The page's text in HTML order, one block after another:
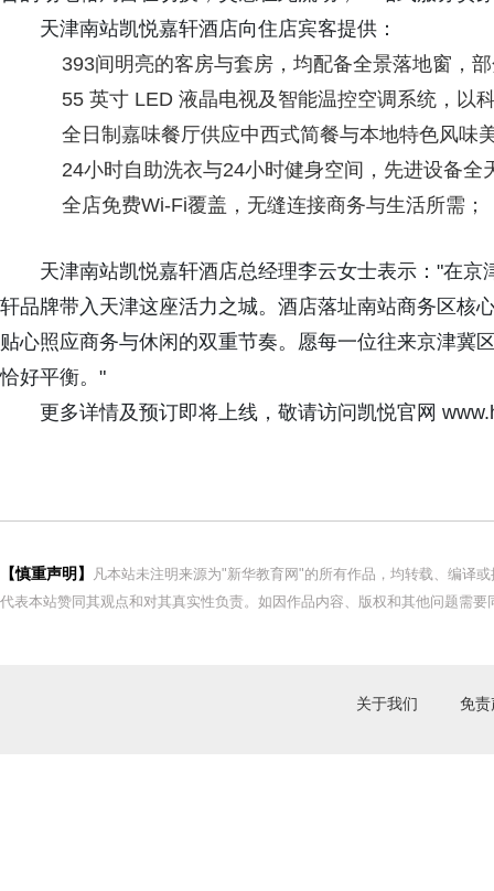
天津南站凯悦嘉轩酒店向住店宾客提供：
393间明亮的客房与套房，均配备全景落地窗，
55 英寸 LED 液晶电视及智能温控空调系统，以
全日制嘉味餐厅供应中西式简餐与本地特色风味
24小时自助洗衣与24小时健身空间，先进设备全
全店免费Wi-Fi覆盖，无缝连接商务与生活所需；
天津南站凯悦嘉轩酒店总经理李云女士表示："在
轩品牌带入天津这座活力之城。酒店落址南站商务区核
贴心照应商务与休闲的双重节奏。愿每一位往来京津冀
恰好平衡。"
更多详情及预订即将上线，敬请访问凯悦官网
【慎重声明】
凡本站未注明来源为"新华教育网"的所有作品，均转载、编译
代表本站赞同其观点和对其真实性负责。如因作品内容、版权和其他问题需
关于我们 免责